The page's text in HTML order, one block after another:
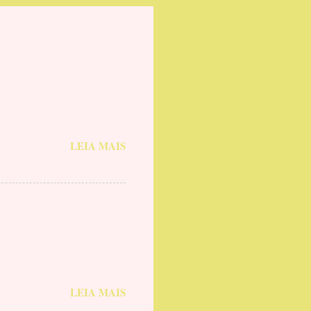
LEIA MAIS
LEIA MAIS